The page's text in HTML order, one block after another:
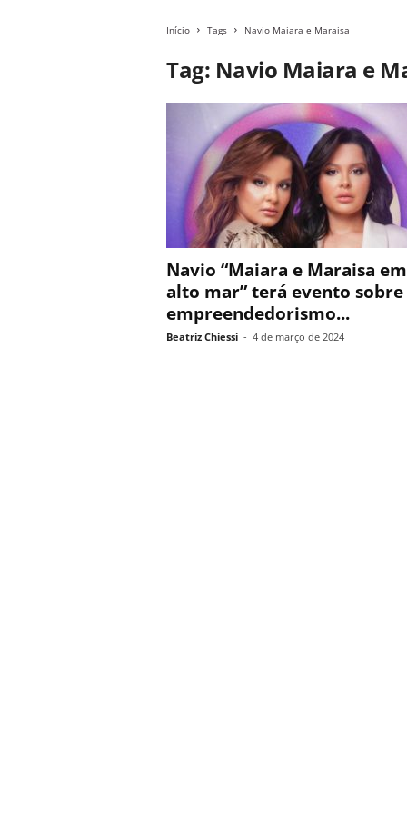
Início Tags Navio Maiara e Maraisa
Tag: Navio Maiara e
Navio “Maiara e Maraisa em
alto mar” terá evento sobre
empreendedorismo...
Beatriz Chiessi - 4 de março de 2024